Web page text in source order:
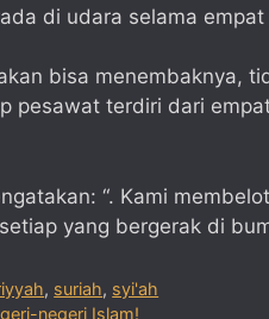
di udara selama
bisa menembaknya,
pesawat terdiri dari
“. Kami
yang bergerak di
, suriah, syi'ah
negeri Islam!